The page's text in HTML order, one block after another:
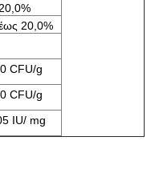
20,0%
CFU/g
CFU/g
IU/ mg